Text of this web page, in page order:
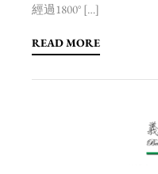
經過1800° […]
READ MORE